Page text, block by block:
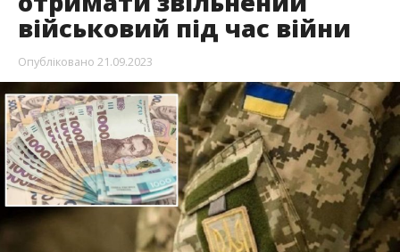
військовий під час війни
Опубліковано 21.09.2023